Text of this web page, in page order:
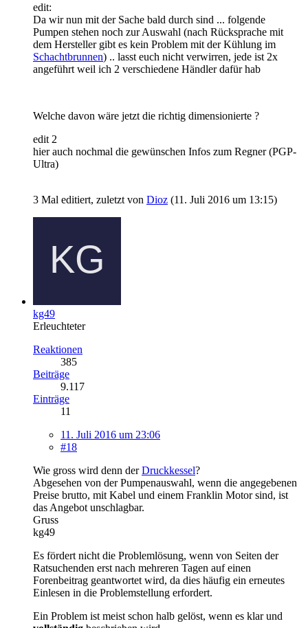
edit:
Da wir nun mit der Sache bald durch sind ... folgende
Pumpen stehen noch zur Auswahl (nach Rücksprache mit
dem Hersteller gibt es kein Problem mit der Kühlung im
Schachtbrunnen) .. lasst euch nicht verwirren, jede ist 2x
angeführt weil ich 2 verschiedene Händler dafür hab
Welche davon wäre jetzt die richtig dimensionierte ?
edit 2
hier auch nochmal die gewünschen Infos zum Regner (PGP-
Ultra)
3 Mal editiert, zuletzt von Dioz (11. Juli 2016 um 13:15)
kg49
Erleuchteter
Reaktionen
385
Beiträge
9.117
Einträge
11
11. Juli 2016 um 23:06
#18
Wie gross wird denn derDruckkessel?
Abgesehen von der Pumpenauswahl, wenn die angegebenen
Preise brutto, mit Kabel und einem Franklin Motor sind, ist
das Angebot unschlagbar.
Gruss
kg49
Es fördert nicht die Problemlösung, wenn von Seiten der
Ratsuchenden erst nach mehreren Tagen auf einen
Forenbeitrag geantwortet wird, da dies häufig ein erneutes
Einlesen in die Problemstellung erfordert.
Ein Problem ist meist schon halb gelöst, wenn es klar und